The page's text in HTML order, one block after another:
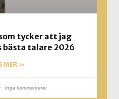
tycker att jag
bästa talare 2026
MER »
Inga kommentarer